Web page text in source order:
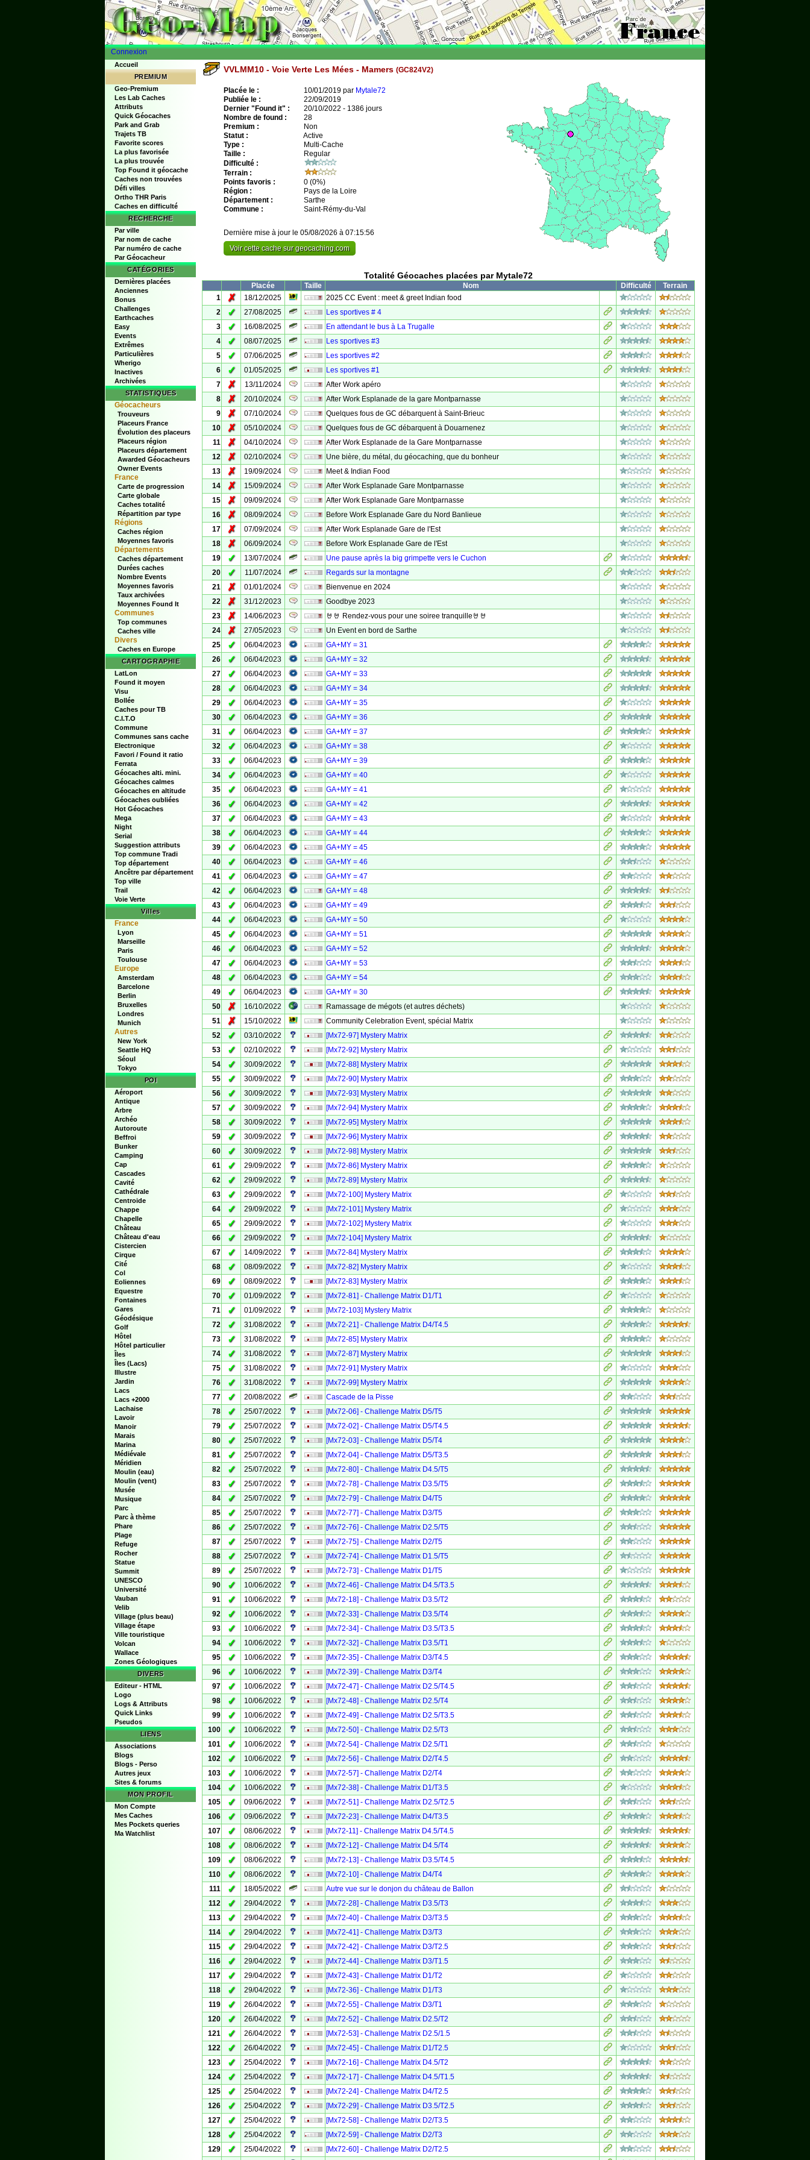
Connexion
Accueil
PREMIUM
Geo-Premium
Les Lab Caches
Attributs
Quick Géocaches
Park and Grab
Trajets TB
Favorite scores
La plus favorisée
La plus trouvée
Top Found it géocache
Caches non trouvées
Défi villes
Ortho THR Paris
Caches en difficulté
RECHERCHE
Par ville
Par nom de cache
Par numéro de cache
Par Géocacheur
CATÉGORIES
Dernières placées
Anciennes
Bonus
Challenges
Earthcaches
Easy
Events
Extrêmes
Particulières
Wherigo
Inactives
Archivées
STATISTIQUES
Géocacheurs
Trouveurs
Placeurs France
Évolution des placeurs
Placeurs région
Placeurs département
Awarded Géocacheurs
Owner Events
France
Carte de progression
Carte globale
Caches totalité
Répartition par type
Régions
Caches région
Moyennes favoris
Départements
Caches département
Durées caches
Nombre Events
Moyennes favoris
Taux archivées
Moyennes Found It
Communes
Top communes
Caches ville
Divers
Caches en Europe
CARTOGRAPHIE
LatLon
Found it moyen
Visu
Bollée
Caches pour TB
C.I.T.O
Commune
Communes sans cache
Electronique
Favori / Found it ratio
Ferrata
Géocaches alti. mini.
Géocaches calmes
Géocaches en altitude
Géocaches oubliées
Hot Géocaches
Mega
Night
Serial
Suggestion attributs
Top commune Tradi
Top département
Ancêtre par département
Top ville
Trail
Voie Verte
Villes
France
Lyon
Marseille
Paris
Toulouse
Europe
Amsterdam
Barcelone
Berlin
Bruxelles
Londres
Munich
Autres
New York
Seattle HQ
Séoul
Tokyo
POI
Aéroport
Antique
Arbre
Archéo
Autoroute
Beffroi
Bunker
Camping
Cap
Cascades
Cavité
Cathédrale
Centroide
Chappe
Chapelle
Château
Château d'eau
Cistercien
Cirque
Cité
Col
Eoliennes
Equestre
Fontaines
Gares
Géodésique
Golf
Hôtel
Hôtel particulier
Îles
Îles (Lacs)
Illustre
Jardin
Lacs
Lacs +2000
Lachaise
Lavoir
Manoir
Marais
Marina
Médiévale
Méridien
Moulin (eau)
Moulin (vent)
Musée
Musique
Parc
Parc à thème
Phare
Plage
Refuge
Rocher
Statue
Summit
UNESCO
Université
Vauban
Velib
Village (plus beau)
Village étape
Ville touristique
Volcan
Wallace
Zones Géologiques
DIVERS
Editeur - HTML
Logo
Logs & Attributs
Quick Links
Pseudos
LIENS
Associations
Blogs
Blogs - Perso
Autres jeux
Sites & forums
MON PROFIL
Mon Compte
Mes Caches
Mes Pockets queries
Ma Watchlist
VVLMM10 - Voie Verte Les Mées - Mamers (GC824V2)
Placée le : 10/01/2019 par Mytale72
Publiée le :
22/09/2019
Dernier "Found it" :
20/10/2022 - 1386 jours
Nombre de found :
28
Premium :
Non
Statut :
Active
Type :
Multi-Cache
Taille :
Regular
Difficulté :
Terrain :
Points favoris :
0 (0%)
Région :
Pays de la Loire
Département :
Sarthe
Commune :
Saint-Rémy-du-Val
Dernière mise à jour le 05/08/2026 à 07:15:56
Voir cette cache sur geocaching.com
Totalité Géocaches placées par Mytale72
Placée Taille Nom Difficulté
Terrain
1
✗ 18/12/2025
2025 CC Event : meet & greet Indian food
2
✓ 27/08/2025
Les sportives # 4
3
✓ 16/08/2025
En attendant le bus à La Trugalle
4
✓ 08/07/2025
Les sportives #3
5
✓ 07/06/2025
Les sportives #2
6
✓ 01/05/2025
Les sportives #1
7
✗ 13/11/2024
After Work apéro
8
✗ 20/10/2024
After Work Esplanade de la gare Montparnasse
9
✗ 07/10/2024
Quelques fous de GC débarquent à Saint-Brieuc
10
✗ 05/10/2024
Quelques fous de GC débarquent à Douarnenez
11
✗ 04/10/2024
After Work Esplanade de la Gare Montparnasse
12
✗ 02/10/2024
Une bière, du métal, du géocaching, que du bonheur
13
✗ 19/09/2024
Meet & Indian Food
14
✗ 15/09/2024
After Work Esplanade Gare Montparnasse
15
✗ 09/09/2024
After Work Esplanade Gare Montparnasse
16
✗ 08/09/2024
Before Work Esplanade Gare du Nord Banlieue
17
✗ 07/09/2024
After Work Esplanade Gare de l'Est
18
✗ 06/09/2024
Before Work Esplanade Gare de l'Est
19
✓ 13/07/2024
Une pause après la big grimpette vers le Cuchon
20
✓ 11/07/2024
Regards sur la montagne
21
✗ 01/01/2024
Bienvenue en 2024
22
✗ 31/12/2023
Goodbye 2023
23
✗ 14/06/2023
🤘🤘 Rendez-vous pour une soiree tranquille🤘🤘
24
✗ 27/05/2023
Un Event en bord de Sarthe
25
✓ 06/04/2023
GA+MY = 31
26
✓ 06/04/2023
GA+MY = 32
27
✓ 06/04/2023
GA+MY = 33
28
✓ 06/04/2023
GA+MY = 34
29
✓ 06/04/2023
GA+MY = 35
30
✓ 06/04/2023
GA+MY = 36
31
✓ 06/04/2023
GA+MY = 37
32
✓ 06/04/2023
GA+MY = 38
33
✓ 06/04/2023
GA+MY = 39
34
✓ 06/04/2023
GA+MY = 40
35
✓ 06/04/2023
GA+MY = 41
36
✓ 06/04/2023
GA+MY = 42
37
✓ 06/04/2023
GA+MY = 43
38
✓ 06/04/2023
GA+MY = 44
39
✓ 06/04/2023
GA+MY = 45
40
✓ 06/04/2023
GA+MY = 46
41
✓ 06/04/2023
GA+MY = 47
42
✓ 06/04/2023
GA+MY = 48
43
✓ 06/04/2023
GA+MY = 49
44
✓ 06/04/2023
GA+MY = 50
45
✓ 06/04/2023
GA+MY = 51
46
✓ 06/04/2023
GA+MY = 52
47
✓ 06/04/2023
GA+MY = 53
48
✓ 06/04/2023
GA+MY = 54
49
✓ 06/04/2023
GA+MY = 30
50
✗ 16/10/2022
Ramassage de mégots (et autres déchets)
51
✗ 15/10/2022
Community Celebration Event, spécial Matrix
52
✓ 03/10/2022
[Mx72-97] Mystery Matrix
53
✓ 02/10/2022
[Mx72-92] Mystery Matrix
54
✓ 30/09/2022
[Mx72-88] Mystery Matrix
55
✓ 30/09/2022
[Mx72-90] Mystery Matrix
56
✓ 30/09/2022
[Mx72-93] Mystery Matrix
57
✓ 30/09/2022
[Mx72-94] Mystery Matrix
58
✓ 30/09/2022
[Mx72-95] Mystery Matrix
59
✓ 30/09/2022
[Mx72-96] Mystery Matrix
60
✓ 30/09/2022
[Mx72-98] Mystery Matrix
61
✓ 29/09/2022
[Mx72-86] Mystery Matrix
62
✓ 29/09/2022
[Mx72-89] Mystery Matrix
63
✓ 29/09/2022
[Mx72-100] Mystery Matrix
64
✓ 29/09/2022
[Mx72-101] Mystery Matrix
65
✓ 29/09/2022
[Mx72-102] Mystery Matrix
66
✓ 29/09/2022
[Mx72-104] Mystery Matrix
67
✓ 14/09/2022
[Mx72-84] Mystery Matrix
68
✓ 08/09/2022
[Mx72-82] Mystery Matrix
69
✓ 08/09/2022
[Mx72-83] Mystery Matrix
70
✓ 01/09/2022
[Mx72-81] - Challenge Matrix D1/T1
71
✓ 01/09/2022
[Mx72-103] Mystery Matrix
72
✓ 31/08/2022
[Mx72-21] - Challenge Matrix D4/T4.5
73
✓ 31/08/2022
[Mx72-85] Mystery Matrix
74
✓ 31/08/2022
[Mx72-87] Mystery Matrix
75
✓ 31/08/2022
[Mx72-91] Mystery Matrix
76
✓ 31/08/2022
[Mx72-99] Mystery Matrix
77
✓ 20/08/2022
Cascade de la Pisse
78
✓ 25/07/2022
[Mx72-06] - Challenge Matrix D5/T5
79
✓ 25/07/2022
[Mx72-02] - Challenge Matrix D5/T4.5
80
✓ 25/07/2022
[Mx72-03] - Challenge Matrix D5/T4
81
✓ 25/07/2022
[Mx72-04] - Challenge Matrix D5/T3.5
82
✓ 25/07/2022
[Mx72-80] - Challenge Matrix D4.5/T5
83
✓ 25/07/2022
[Mx72-78] - Challenge Matrix D3.5/T5
84
✓ 25/07/2022
[Mx72-79] - Challenge Matrix D4/T5
85
✓ 25/07/2022
[Mx72-77] - Challenge Matrix D3/T5
86
✓ 25/07/2022
[Mx72-76] - Challenge Matrix D2.5/T5
87
✓ 25/07/2022
[Mx72-75] - Challenge Matrix D2/T5
88
✓ 25/07/2022
[Mx72-74] - Challenge Matrix D1.5/T5
89
✓ 25/07/2022
[Mx72-73] - Challenge Matrix D1/T5
90
✓ 10/06/2022
[Mx72-46] - Challenge Matrix D4.5/T3.5
91
✓ 10/06/2022
[Mx72-18] - Challenge Matrix D3.5/T2
92
✓ 10/06/2022
[Mx72-33] - Challenge Matrix D3.5/T4
93
✓ 10/06/2022
[Mx72-34] - Challenge Matrix D3.5/T3.5
94
✓ 10/06/2022
[Mx72-32] - Challenge Matrix D3.5/T1
95
✓ 10/06/2022
[Mx72-35] - Challenge Matrix D3/T4.5
96
✓ 10/06/2022
[Mx72-39] - Challenge Matrix D3/T4
97
✓ 10/06/2022
[Mx72-47] - Challenge Matrix D2.5/T4.5
98
✓ 10/06/2022
[Mx72-48] - Challenge Matrix D2.5/T4
99
✓ 10/06/2022
[Mx72-49] - Challenge Matrix D2.5/T3.5
100
✓ 10/06/2022
[Mx72-50] - Challenge Matrix D2.5/T3
101
✓ 10/06/2022
[Mx72-54] - Challenge Matrix D2.5/T1
102
✓ 10/06/2022
[Mx72-56] - Challenge Matrix D2/T4.5
103
✓ 10/06/2022
[Mx72-57] - Challenge Matrix D2/T4
104
✓ 10/06/2022
[Mx72-38] - Challenge Matrix D1/T3.5
105
✓ 09/06/2022
[Mx72-51] - Challenge Matrix D2.5/T2.5
106
✓ 09/06/2022
[Mx72-23] - Challenge Matrix D4/T3.5
107
✓ 08/06/2022
[Mx72-11] - Challenge Matrix D4.5/T4.5
108
✓ 08/06/2022
[Mx72-12] - Challenge Matrix D4.5/T4
109
✓ 08/06/2022
[Mx72-13] - Challenge Matrix D3.5/T4.5
110
✓ 08/06/2022
[Mx72-10] - Challenge Matrix D4/T4
111
✓ 18/05/2022
Autre vue sur le donjon du château de Ballon
112
✓ 29/04/2022
[Mx72-28] - Challenge Matrix D3.5/T3
113
✓ 29/04/2022
[Mx72-40] - Challenge Matrix D3/T3.5
114
✓ 29/04/2022
[Mx72-41] - Challenge Matrix D3/T3
115
✓ 29/04/2022
[Mx72-42] - Challenge Matrix D3/T2.5
116
✓ 29/04/2022
[Mx72-44] - Challenge Matrix D3/T1.5
117
✓ 29/04/2022
[Mx72-43] - Challenge Matrix D1/T2
118
✓ 29/04/2022
[Mx72-36] - Challenge Matrix D1/T3
119
✓ 26/04/2022
[Mx72-55] - Challenge Matrix D3/T1
120
✓ 26/04/2022
[Mx72-52] - Challenge Matrix D2.5/T2
121
✓ 26/04/2022
[Mx72-53] - Challenge Matrix D2.5/1.5
122
✓ 26/04/2022
[Mx72-45] - Challenge Matrix D1/T2.5
123
✓ 25/04/2022
[Mx72-16] - Challenge Matrix D4.5/T2
124
✓ 25/04/2022
[Mx72-17] - Challenge Matrix D4.5/T1.5
125
✓ 25/04/2022
[Mx72-24] - Challenge Matrix D4/T2.5
126
✓ 25/04/2022
[Mx72-29] - Challenge Matrix D3.5/T2.5
127
✓ 25/04/2022
[Mx72-58] - Challenge Matrix D2/T3.5
128
✓ 25/04/2022
[Mx72-59] - Challenge Matrix D2/T3
129
✓ 25/04/2022
[Mx72-60] - Challenge Matrix D2/T2.5